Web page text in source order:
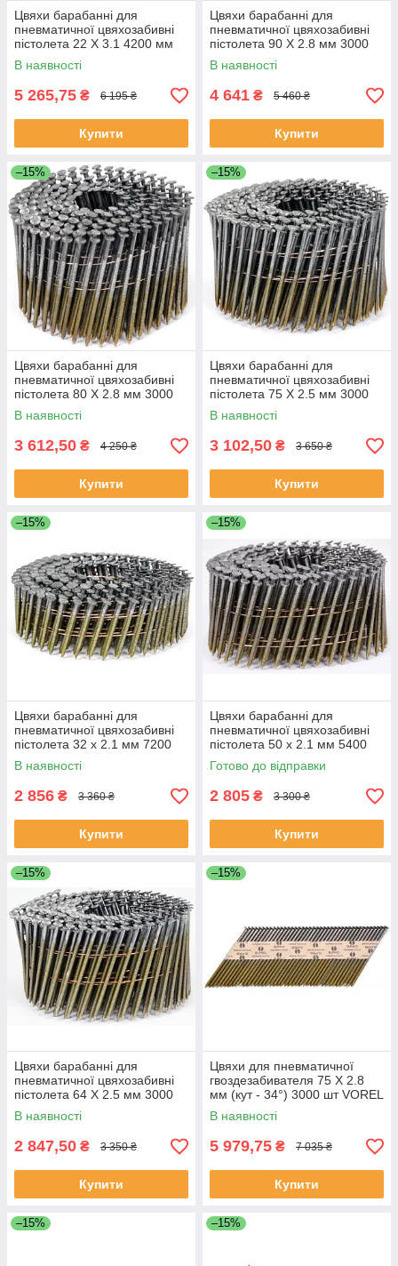
Цвяхи барабанні для
пневматичної цвяхозабивні
пістолета 22 Х 3.1 4200 мм
шт. VOREL 72001 (Польща)
В наявності
5 265,75 ₴ 6 195 ₴
Купити
Цвяхи барабанні для
пневматичної цвяхозабивні
пістолета 90 Х 2.8 мм 3000
шт. VOREL 71997 (Польща)
В наявності
4 641 ₴ 5 460 ₴
Купити
–15%
Цвяхи барабанні для
пневматичної цвяхозабивні
пістолета 80 Х 2.8 мм 3000
шт. VOREL 71996 (Польща)
В наявності
3 612,50 ₴ 4 250 ₴
Купити
–15%
Цвяхи барабанні для
пневматичної цвяхозабивні
пістолета 75 Х 2.5 мм 3000
шт. VOREL 71995 (Польща)
В наявності
3 102,50 ₴ 3 650 ₴
Купити
–15%
Цвяхи барабанні для
пневматичної цвяхозабивні
пістолета 32 x 2.1 мм 7200
шт. VOREL 71990 (Польща)
В наявності
2 856 ₴ 3 360 ₴
Купити
–15%
Цвяхи барабанні для
пневматичної цвяхозабивні
пістолета 50 x 2.1 мм 5400
шт. VOREL 71992 (Польща)
Готово до відправки
2 805 ₴ 3 300 ₴
Купити
–15%
Цвяхи барабанні для
пневматичної цвяхозабивні
пістолета 64 Х 2.5 мм 3000
шт. VOREL 71993 (Польща)
В наявності
2 847,50 ₴ 3 350 ₴
Купити
–15%
Цвяхи для пневматичної
гвоздезабивателя 75 Х 2.8
мм (кут - 34°) 3000 шт VOREL
72012 (Польща)
В наявності
5 979,75 ₴ 7 035 ₴
Купити
–15% –15%